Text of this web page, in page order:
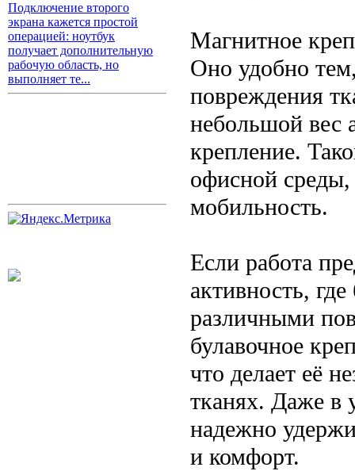
Подключение второго
экрана кажется простой
операцией: ноутбук
получает дополнительную
рабочую область, но
выполняет те...
Магнитное
Оно удобно
повреждения
небольшой вес
крепление.
офисной
мобильность.
Если работа
активность,
различными
булавочное
что делает её
тканях. Даже в
надежно
и комфорт.